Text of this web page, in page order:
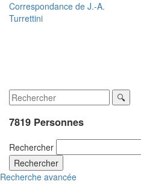
Correspondance de J.-A.
Turrettini
7819 Personnes
Rechercher
Rechercher
Recherche avancée